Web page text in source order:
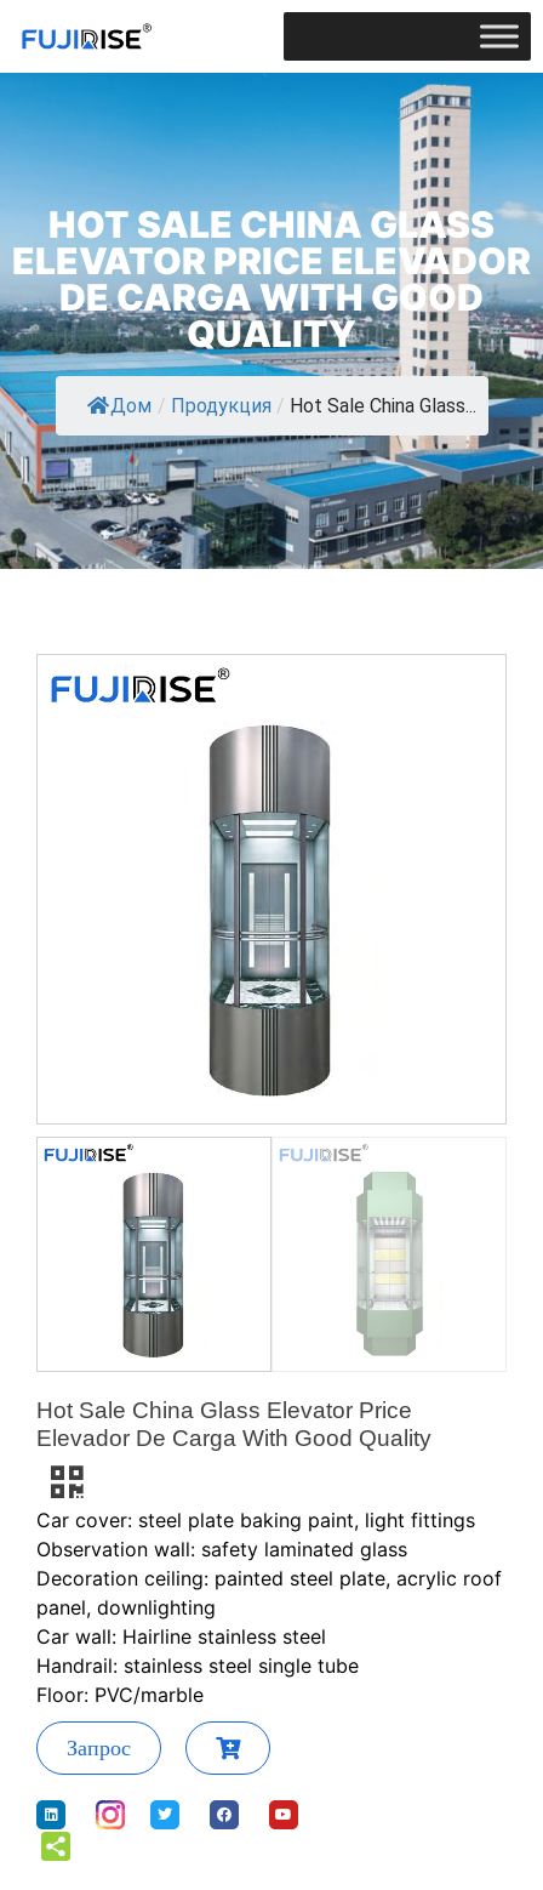
HOT SALE CHINA GLASS
ELEVATOR PRICE ELEVADOR
DE CARGA WITH GOOD
QUALITY
Дом / Продукция / Hot Sale China Glass...
Hot Sale China Glass Elevator Price
Elevador De Carga With Good Quality
Car cover: steel plate baking paint, light fittings
Observation wall: safety laminated glass
Decoration ceiling: painted steel plate, acrylic roof
panel, downlighting
Car wall: Hairline stainless steel
Handrail: stainless steel single tube
Floor: PVC/marble
Запрос